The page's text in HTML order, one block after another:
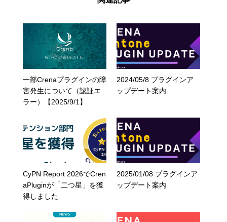
一部Crenaプラグインの障
害発生について（認証エ
ラー）【2025/9/1】
2024/05/8 プラグインア
ップデート案内
CyPN Report 2026でCren
aPluginが「二つ星」を獲
得しました
2025/01/08 プラグインア
ップデート案内